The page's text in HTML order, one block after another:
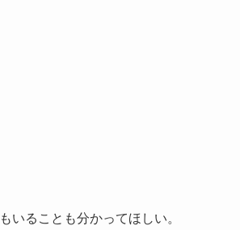
いることも分かってほしい。